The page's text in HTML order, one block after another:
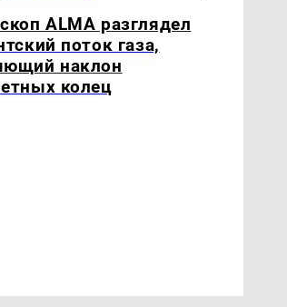
ALMA разглядел
поток газа,
наклон
колец